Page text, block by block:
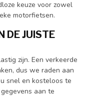
keuze voor zowel
motorfietsen.
DE JUISTE
zijn. Een verkeerde
dus we raden aan
snel en kosteloos te
aan te